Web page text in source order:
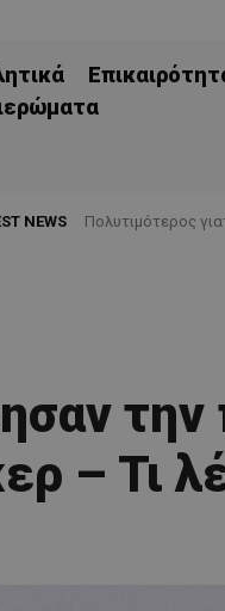
NEWS Πολυτιμότερος
την
– Τι